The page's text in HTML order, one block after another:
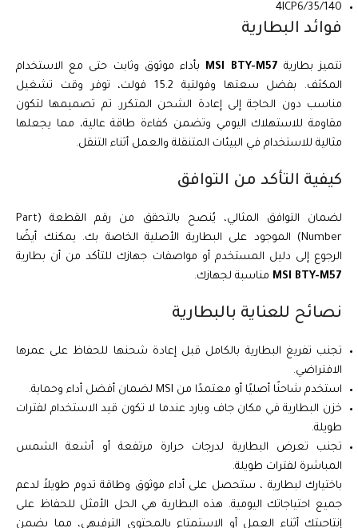
4ICP6/35/140
فوائد البطارية
تتميز بطارية MSI BTY-M57 بأداء موثوق وثابت حتى مع الاستخدام
المكثف. بفضل سعتها وفولتية 15.2 فولت، توفر وقت تشغيل
مناسب دون الحاجة إلى إعادة الشحن المتكرر. تم تصميمها لتكون
مقاومة للاستهلاك اليومي وتضمن كفاءة طاقة عالية، مما يجعلها
مثالية للاستخدام في البيئات المتنقلة والعمل أثناء التنقل.
كيفية التأكد من التوافق
لضمان التوافق المثالي، يُنصح بالتحقق من رقم القطعة (Part
Number) الموجود على البطارية الأصلية الخاصة بك. يمكنك أيضًا
الرجوع إلى دليل المستخدم أو مواصفات جهازك للتأكد من أن بطارية
MSI BTY-M57 مناسبة لجهازك.
نصائح للعناية بالبطارية
تجنب تفريغ البطارية بالكامل قبل إعادة شحنها للحفاظ على عمرها
الافتراضي.
استخدم شاحنًا أصليًا أو معتمدًا من MSI لضمان أفضل أداء وحماية.
خزن البطارية في مكان جاف وبارد عندما لا تكون قيد الاستخدام لفترات
طويلة.
تجنب تعرض البطارية لدرجات حرارة مرتفعة أو أشعة الشمس
المباشرة لفترات طويلة.
باختيارك لبطارية ، ستحصل على أداء موثوق وطاقة تدوم طويلاً لدعم
جميع احتياجاتك اليومية. هذه البطارية هي الحل الأمثل للحفاظ على
إنتاجيتك أثناء العمل أو الاستمتاع بالمحتوى الترفيهي، مما يضمن